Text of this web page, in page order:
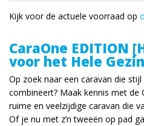
Kijk voor de actuele voorraad op
CaraOne EDITION
voor het Hele Gezin
Op zoek naar een caravan die
combineert? Maak kennis met de
ruime en veelzijdige caravan die
Of je nu met z’n tweeën op pad